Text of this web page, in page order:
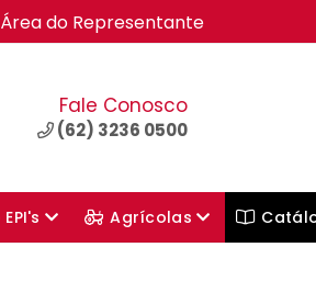
Área do Representante
Fale Conosco
(62) 3236 0500
EPI's Agrícolas